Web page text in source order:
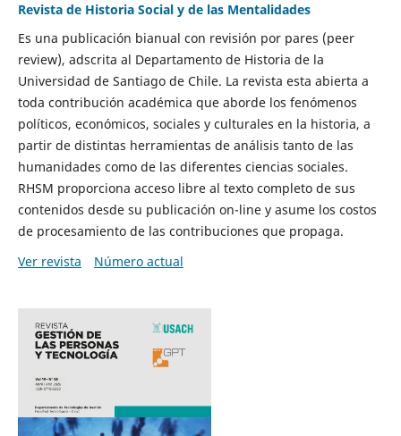
Revista de Historia Social y de las Mentalidades
Es una publicación bianual con revisión por pares (peer
review), adscrita al Departamento de Historia de la
Universidad de Santiago de Chile. La revista esta abierta a
toda contribución académica que aborde los fenómenos
políticos, económicos, sociales y culturales en la historia, a
partir de distintas herramientas de análisis tanto de las
humanidades como de las diferentes ciencias sociales.
RHSM proporciona acceso libre al texto completo de sus
contenidos desde su publicación on-line y asume los costos
de procesamiento de las contribuciones que propaga.
Ver revista
Número actual